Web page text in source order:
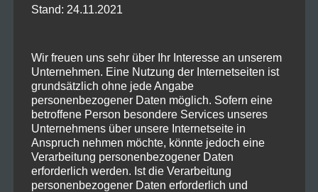
Plan zum Vergrößern bitte anklicken!
Stand: 24.11.2021
Wir freuen uns sehr über Ihr Interesse an unserem
Unternehmen. Eine Nutzung der Internetseiten ist
grundsätzlich ohne jede Angabe
personenbezogener Daten möglich. Sofern eine
betroffene Person besondere Services unseres
Unternehmens über unsere Internetseite in
Anspruch nehmen möchte, könnte jedoch eine
Verarbeitung personenbezogener Daten
erforderlich werden. Ist die Verarbeitung
personenbezogener Daten erforderlich und